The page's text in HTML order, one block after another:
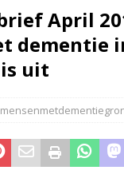
April
dementie
uit